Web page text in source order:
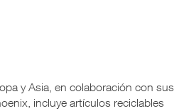
y Asia, en colaboración con sus
incluye artículos reciclables